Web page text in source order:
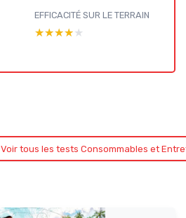
EFFICACITÉ SUR LE TERRAIN
★★★★★
★★★★★
Voir tous les tests Consommables et